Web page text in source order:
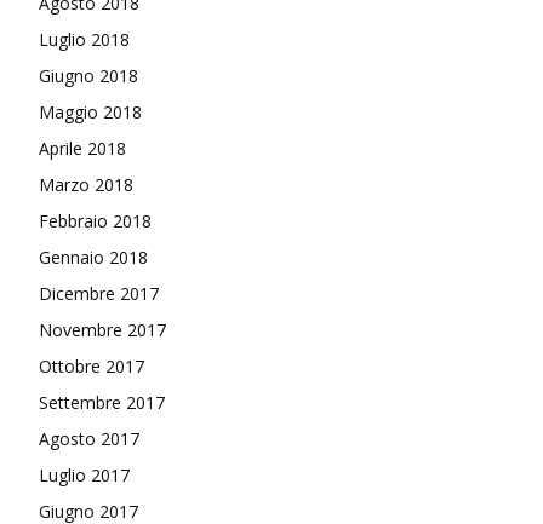
Luglio 2018
Giugno 2018
Maggio 2018
Aprile 2018
Marzo 2018
Febbraio 2018
Gennaio 2018
Dicembre 2017
Novembre 2017
Ottobre 2017
Settembre 2017
Agosto 2017
Luglio 2017
Giugno 2017